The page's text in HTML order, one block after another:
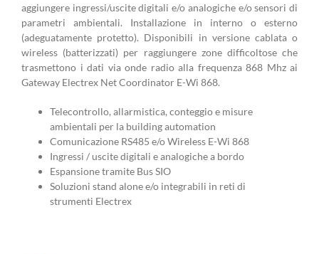
aggiungere ingressi/uscite digitali e/o analogiche e/o sensori di
parametri ambientali. Installazione in interno o esterno
(adeguatamente protetto). Disponibili in versione cablata o
wireless (batterizzati) per raggiungere zone difficoltose che
trasmettono i dati via onde radio alla frequenza 868 Mhz ai
Gateway Electrex Net Coordinator E-Wi 868.
Telecontrollo, allarmistica, conteggio e misure
ambientali per la building automation
Comunicazione RS485 e/o Wireless E-Wi 868
Ingressi / uscite digitali e analogiche a bordo
Espansione tramite Bus SIO
Soluzioni stand alone e/o integrabili in reti di
strumenti Electrex